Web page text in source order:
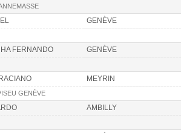
GENÈVE
FERNANDO GENÈVE
MEYRIN
GENÈVE
AMBILLY